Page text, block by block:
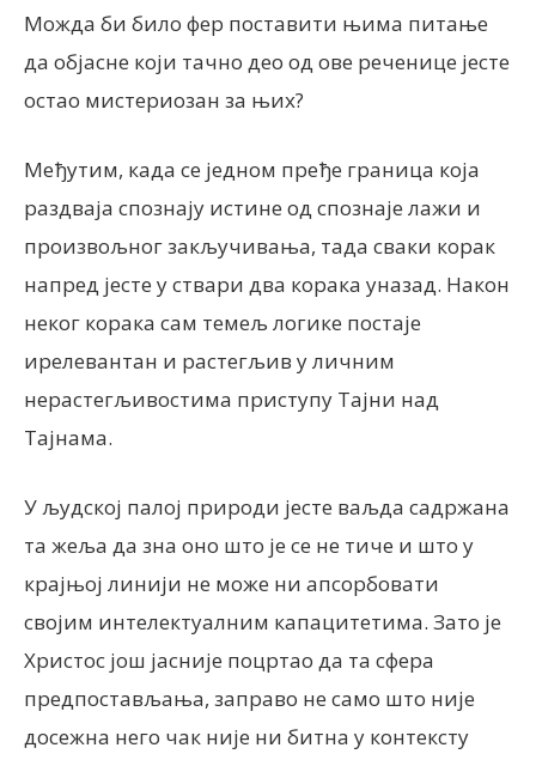
Можда би било фер поставити њима питање
да објасне који тачно део од ове реченице јесте
остао мистериозан за њих?
Међутим, када се једном пређе граница која
раздваја спознају истине од спознаје лажи и
произвољног закључивања, тада сваки корак
напред јесте у ствари два корака уназад. Након
неког корака сам темељ логике постаје
ирелевантан и растегљив у личним
нерастегљивостима приступу Тајни над
Тајнама.
У људској палој природи јесте ваљда садржана
та жеља да зна оно што је се не тиче и што у
крајњој линији не може ни апсорбовати
својим интелектуалним капацитетима. Зато је
Христос још јасније поцртао да та сфера
предпостављања, заправо не само што није
досежна него чак није ни битна у контексту